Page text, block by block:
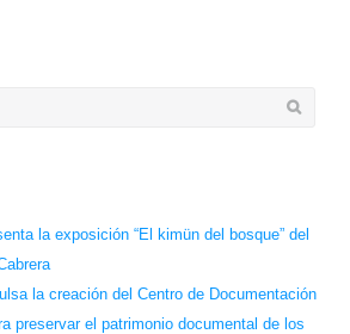
la exposición “El kimün del bosque” del
la creación del Centro de Documentación
preservar el patrimonio documental de los